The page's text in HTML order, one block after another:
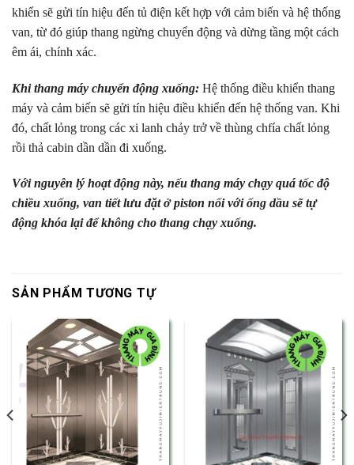
khiển sẽ gửi tín hiệu đến tủ điện kết hợp với cảm biến và hệ thống
van, từ đó giúp thang ngừng chuyển động và dừng tầng một cách
êm ái, chính xác.
Khi thang máy chuyển động xuống: Hệ thống điều khiển thang
máy và cảm biến sẽ gửi tín hiệu điều khiển đến hệ thống van. Khi
đó, chất lỏng trong các xi lanh chảy trở về thùng chfía chất lỏng
rồi thả cabin dần dần đi xuống.
Với nguyên lý hoạt động này, nếu thang máy chạy quá tốc độ
chiều xuống, van tiết lưu đặt ở piston nối với ống dầu sẽ tự
động khóa lại để không cho thang chạy xuống.
SẢN PHẨM TƯƠNG TỰ